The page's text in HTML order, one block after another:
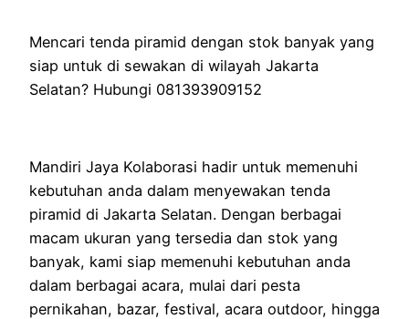
Mencari tenda piramid dengan stok banyak yang
siap untuk di sewakan di wilayah Jakarta
Selatan? Hubungi 081393909152
Mandiri Jaya Kolaborasi hadir untuk memenuhi
kebutuhan anda dalam menyewakan tenda
piramid di Jakarta Selatan. Dengan berbagai
macam ukuran yang tersedia dan stok yang
banyak, kami siap memenuhi kebutuhan anda
dalam berbagai acara, mulai dari pesta
pernikahan, bazar, festival, acara outdoor, hingga